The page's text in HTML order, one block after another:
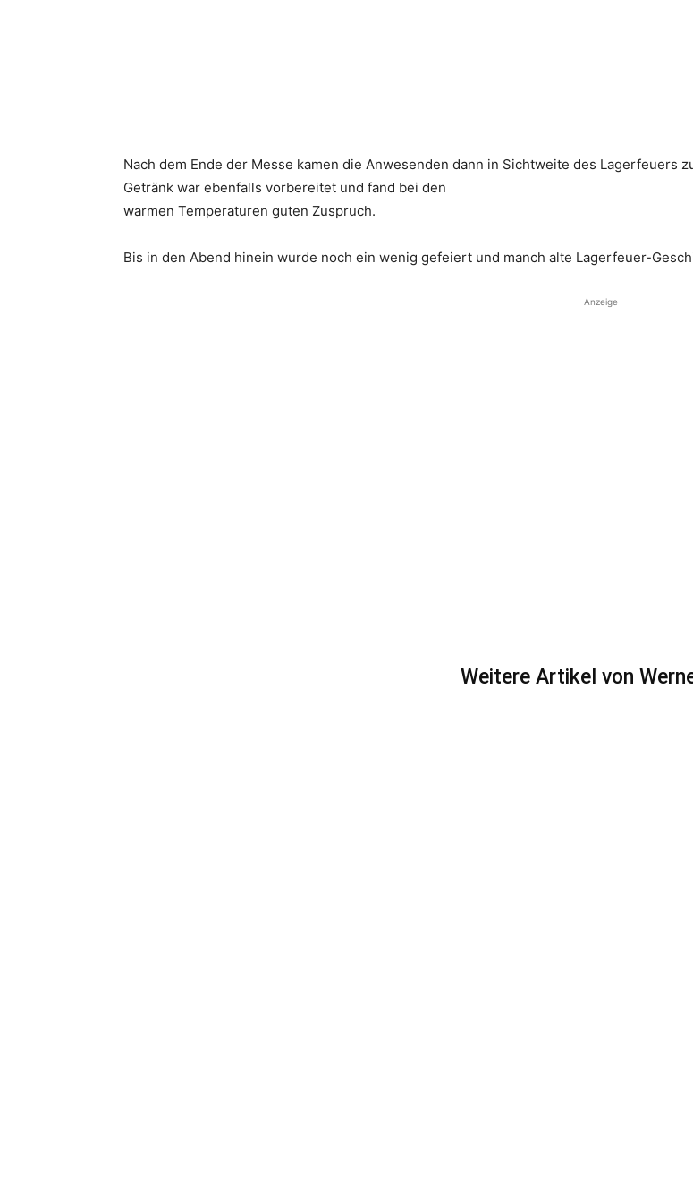
Nach dem Ende der Messe kamen die Anwesenden dann in Sichtweite des Lagerfeuers
Getränk war ebenfalls vorbereitet und fand bei den
warmen Temperaturen guten Zuspruch.
Bis in den Abend hinein wurde noch ein wenig gefeiert und manch alte Lagerfeuer-
Anzeige
Weitere Artikel von